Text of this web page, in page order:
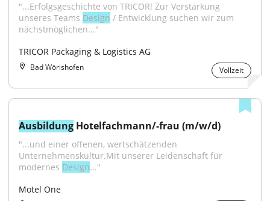
"...Erfolgsgeschichte von TRICOR! Zur Verstärkung
unseres Teams Design / Entwicklung suchen wir zum
nächstmöglichen..."
TRICOR Packaging & Logistics AG
Bad Wörishofen Vollzeit
Ausbildung Hotelfachmann/-frau (m/w/d)
"...und einer offenen, wertschätzenden
Unternehmenskultur.Mit unserer Leidenschaft für
modernes Design..."
Motel One